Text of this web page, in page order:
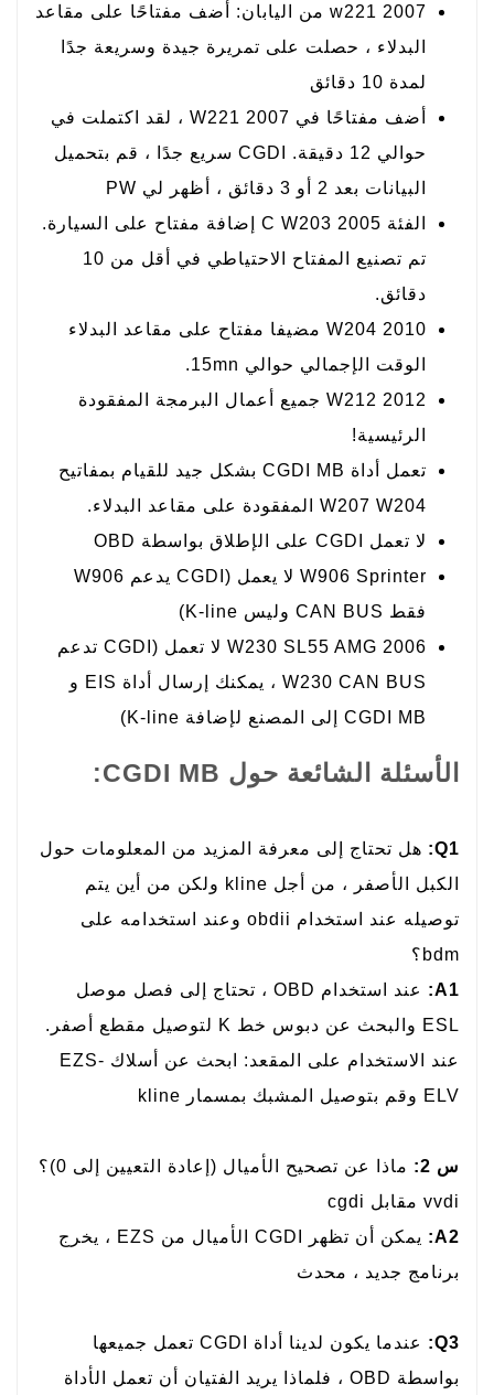
2007 w221 من اليابان: أضف مفتاحًا على مقاعد
البدلاء ، حصلت على تمريرة جيدة وسريعة جدًا
لمدة 10 دقائق
أضف مفتاحًا في W221 2007 ، لقد اكتملت في
حوالي 12 دقيقة. CGDI سريع جدًا ، قم بتحميل
البيانات بعد 2 أو 3 دقائق ، أظهر لي PW
الفئة C W203 2005 إضافة مفتاح على السيارة.
تم تصنيع المفتاح الاحتياطي في أقل من 10
دقائق.
W204 2010 مضيفا مفتاح على مقاعد البدلاء
الوقت الإجمالي حوالي 15mn.
W212 2012 جميع أعمال البرمجة المفقودة
الرئيسية!
تعمل أداة CGDI MB بشكل جيد للقيام بمفاتيح
W207 W204 المفقودة على مقاعد البدلاء.
لا تعمل CGDI على الإطلاق بواسطة OBD
W906 Sprinter لا يعمل (CGDI يدعم W906
فقط CAN BUS وليس K-line)
W230 SL55 AMG 2006 لا تعمل (CGDI تدعم
W230 CAN BUS ، يمكنك إرسال أداة EIS و
CGDI MB إلى المصنع لإضافة K-line)
الأسئلة الشائعة حول CGDI MB:
Q1:
هل تحتاج إلى معرفة المزيد من المعلومات حول
الكبل الأصفر ، من أجل kline ولكن من أين يتم
توصيله عند استخدام obdii وعند استخدامه على
bdm؟
A1:
عند استخدام OBD ، تحتاج إلى فصل موصل
ESL والبحث عن دبوس خط K لتوصيل مقطع أصفر.
عند الاستخدام على المقعد: ابحث عن أسلاك EZS-
ELV وقم بتوصيل المشبك بمسمار kline
س 2:
ماذا عن تصحيح الأميال (إعادة التعيين إلى 0)؟
vvdi مقابل cgdi
A2:
يمكن أن تظهر CGDI الأميال من EZS ، يخرج
برنامج جديد ، محدث
Q3:
عندما يكون لدينا أداة CGDI تعمل جميعها
بواسطة OBD ، فلماذا يريد الفتيان أن تعمل الأداة